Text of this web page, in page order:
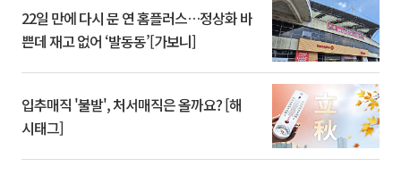
22일 만에 다시 문 연 홈플러스…정상화 바
쁜데 재고 없어 ‘발동동’[가보니]
입추매직 '불발', 처서매직은 올까요? [해
시태그]